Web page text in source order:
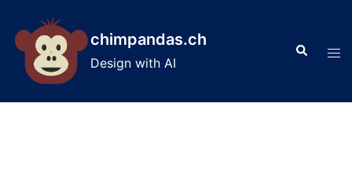
content
chimpandas.ch
Design with AI
Search